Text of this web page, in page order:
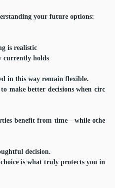
your future options:
is realistic
currently holds
in this way remain flexible.
make better decisions when circ
benefit from time—while othe
decision.
is what truly protects you in